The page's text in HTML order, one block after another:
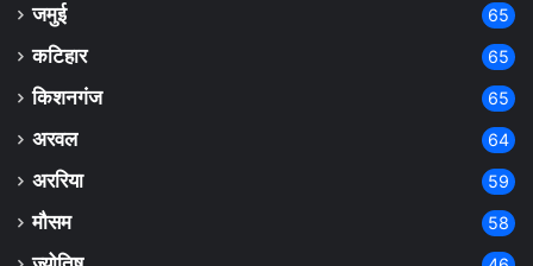
जमुई 65
कटिहार 65
किशनगंज 65
अरवल 64
अररिया 59
मौसम 58